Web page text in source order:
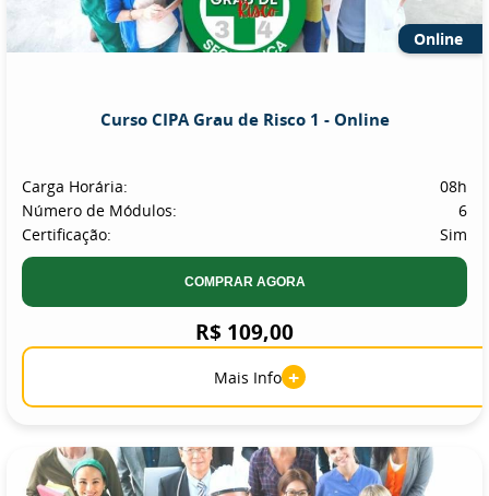
Online
Curso CIPA Grau de Risco 1 - Online
Carga Horária:
08h
Número de Módulos:
6
Certificação:
Sim
COMPRAR AGORA
R$ 109,00
Mais Info +